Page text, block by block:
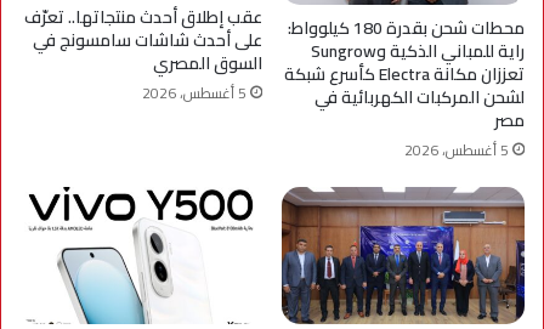
محطات شحن بقدرة 180 كيلوواط:
راية للمباني الذكية وSungrow
تعززان مكانة Electra كأسرع شبكة
لشحن المركبات الكهربائية في
مصر
5 أغسطس، 2026
عقب إطلاق أحدث منتجاتها.. تعرّف
على أحدث شاشات سامسونج في
السوق المصري
5 أغسطس، 2026